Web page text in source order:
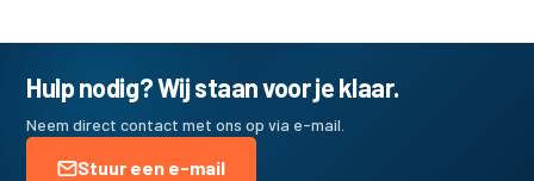
Hulp nodig? Wij staan voor je klaar.
Neem direct contact met ons op via e-mail.
Stuur een e-mail